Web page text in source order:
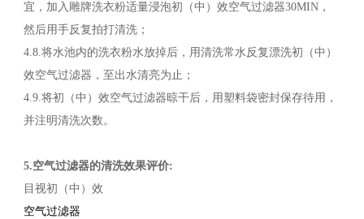
宜，加入雕牌洗衣粉适量浸泡初（中）效空气过滤器30MIN，
然后用手反复拍打清洗；
4.8.将水池内的洗衣粉水放掉后，用清洗常水反复漂洗初（中）
效空气过滤器，至出水清亮为止；
4.9.将初（中）效空气过滤器晾干后，用塑料袋密封保存待用，
并注明清洗次数。
5.空气过滤器的清洗效果评价:
目视初（中）效
空气过滤器